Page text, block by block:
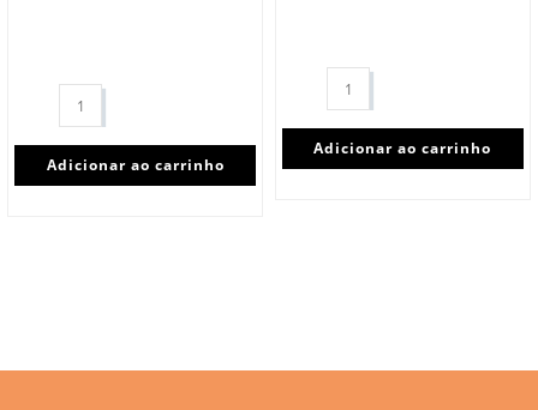
Adicionar ao carrinho
Adicionar ao carrinho